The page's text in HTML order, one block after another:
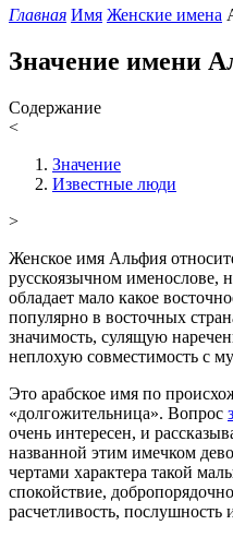
Главная Имя Женские имена
Значение имени
Содержание
<
Значение
Известные люди
>
Женское имя Альфия
русскоязычном именослове,
обладает мало какое
популярно в восточных
значимость, сулящую
неплохую совместимость с
Это арабское имя по
«долгожительница». Вопрос
очень интересен, и
названной этим имечком
чертами характера такой
спокойствие,
расчетливость,